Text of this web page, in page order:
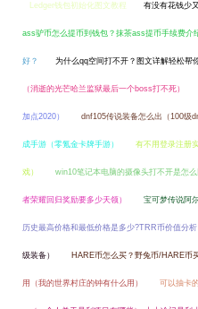
Ledger钱包初始化图文教程 有没有花钱少
ass驴币怎么提币到钱包？抹茶ass提币手续费介
好？ 为什么qq空间打不开？图文详解轻松帮
（消逝的光芒哈兰监狱最后一个boss打不死）
加点2020） dnf105传说装备怎么出（100级
成手游（零氪金卡牌手游） 有不用登录注册
戏） win10笔记本电脑的摄像头打不开是怎
者荣耀回归奖励要多少天领） 宝可梦传说阿
历史最高价格和最低价格是多少?TRR币价值分析
级装备） HARE币怎么买？野兔币/HARE币
用（我的世界村庄的钟有什么用） 可以抽卡